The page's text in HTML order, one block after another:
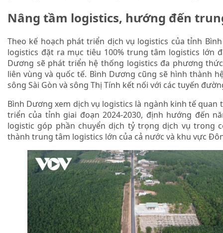
Nâng tầm logistics, hướng đến
Theo kế hoạch phát triển dịch vụ logistics của tỉnh
logistics đặt ra mục tiêu 100% trung tâm logistics lớn
Dương sẽ phát triển hệ thống logistics đa phương
liên vùng và quốc tế. Bình Dương cũng sẽ hình thành
sông Sài Gòn và sông Thị Tính kết nối với các tuyến
Bình Dương xem dịch vụ logistics là ngành kinh tế
triển của tỉnh giai đoạn 2024-2030, định hướng đến
logistic góp phần chuyển dịch tỷ trọng dịch vụ trong
thành trung tâm logistics lớn của cả nước và khu vực